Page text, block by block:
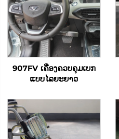
907FV ເຄື່ອງຄວບຄຸມເບກ
ແບບໄລຍະຍາວ